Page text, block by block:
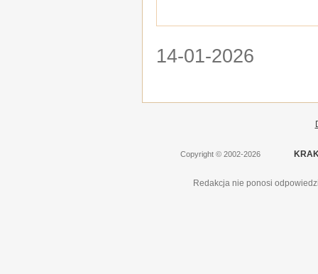
14-01-2026
Copyright © 2002-2026
Redakcja nie ponosi